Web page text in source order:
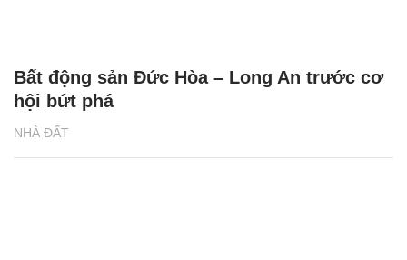
NHÀ ĐẤT
Bất động sản Đức Hòa – Long An trước cơ
hội bứt phá